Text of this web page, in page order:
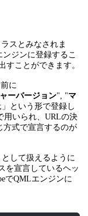
スとみなされま
ジンに登録するこ
すことができます。
に
ーバージョン", "マ
」という形で登録し
用いられ、URLの決
方式で宣言するのが
して扱えるように
を宣言しているヘッ
でQMLエンジンに